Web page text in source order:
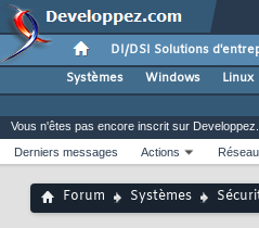
DI/DSI Solutions
Systèmes
Windows Linux
Vous n'êtes pas encore inscrit sur
Derniers messages
Actions
Forum Systèmes